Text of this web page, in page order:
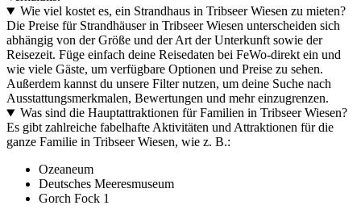
Wie viel kostet es, ein Strandhaus in Tribseer Wiesen zu mieten?
Die Preise für Strandhäuser in Tribseer Wiesen unterscheiden sich
abhängig von der Größe und der Art der Unterkunft sowie der
Reisezeit. Füge einfach deine Reisedaten bei FeWo-direkt ein und
wie viele Gäste, um verfügbare Optionen und Preise zu sehen.
Außerdem kannst du unsere Filter nutzen, um deine Suche nach
Ausstattungsmerkmalen, Bewertungen und mehr einzugrenzen.
Was sind die Hauptattraktionen für Familien in Tribseer Wiesen?
Es gibt zahlreiche fabelhafte Aktivitäten und Attraktionen für die
ganze Familie in Tribseer Wiesen, wie z. B.:
Ozeaneum
Deutsches Meeresmuseum
Gorch Fock 1